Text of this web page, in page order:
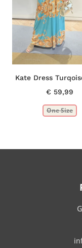
Kate Dress
€ 59,99
One Size